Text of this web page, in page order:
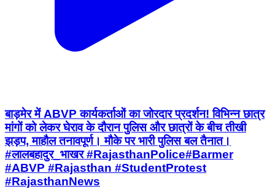
बाड़मेर में ABVP कार्यकर्ताओं का जोरदार प्रदर्शन! विभिन्न छात्र
मांगों को लेकर घेराव के दौरान पुलिस और छात्रों के बीच तीखी
झड़प, माहौल तनावपूर्ण। मौके पर भारी पुलिस बल तैनात।
#लालबहादुर_भाखर #RajasthanPolice ​#Barmer
#ABVP #Rajasthan #StudentProtest
#RajasthanNews